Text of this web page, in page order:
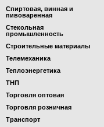
Спиртовая, винная и
пивоваренная
Стекольная
промышленность
Строительные материалы
Телемеханика
Теплоэнергетика
ТНП
Торговля оптовая
Торговля розничная
Транспорт